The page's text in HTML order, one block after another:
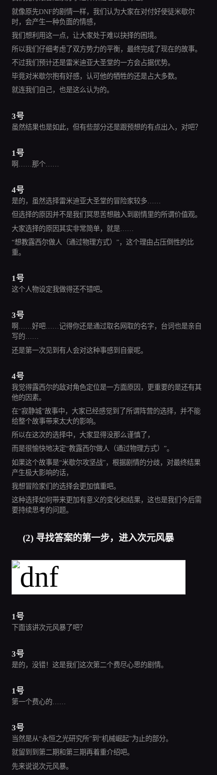
就像原先DNF的剧情一样，我们认为大家在对付好使徒米歇尔
时，会产生一种负面的情感，
我们想利用这一点，让大家处于难以抉择的困境。
所以我们仔细考虑了双方势力的平衡，最终完成了现在的故事。
不过我们预计还是雷米迪亚大圣堂的一方会占据优势。
毕竟对米歇尔抱有好感，认可他的牺牲的还是占大多数。
就连我们自己，也是这么认为的。
3号
虽然结果也是如此，但有些部分还是跟预想的有点出入，对吧？
1号
啊……那个……
4号
是的，虽然选择雷米迪亚大圣堂的冒险家较多……
但选择的原因并不是我们冥思苦想融入到剧情里的所谓价值观。
大家选择的原因其实非常简单，就是……
“想教露西尔做人（通过物理方式）”，这个理由占压倒性的比
重。
1号
这个人物设定我做得还不错吧。
3号
啊……好吧……记得你还是通过取名网取的名字，台词也是亲自
写的……
还是第一次见到有人会对这种事感到自豪呢。
4号
我觉得露西尔的敌对角色定位是一方面原因，更重要的是还有其
他的因素。
在“寂静城”故事中，大家已经感觉到了所谓阵营的选择，并不能
给整个故事带来太大的影响。
所以在这次的选择中，大家显得没那么谨慎了，
而是很愉快地决定“教露西尔做人（通过物理方式）”。
如果这个故事是“米歇尔攻坚战”，根据剧情的分歧，对最终结果
产生极大影响的话，
我想冒险家们的选择会更加慎重吧。
这种选择如何带来更加有意义的变化和结果，这也是我们今后需
要持续思考的问题。
(2) 寻找答案的第一步，进入次元风暴
1号
下面该讲次元风暴了吧？
3号
是的，没错！这是我们这次第二个费尽心思的剧情。
1号
第一个费心的……
3号
当然是从“永恒之光研究所”到“机械崛起”为止的部分。
就留到到第二期和第三期再着重介绍吧。
先来说说次元风暴。